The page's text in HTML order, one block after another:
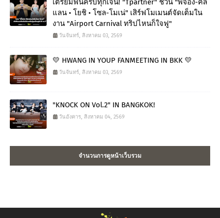
เตรียมฟินครบทุกเจน! "Tpartner" ชวน "พี่จอง-คัล
แลน • โยชิ • โซล-โมเน่" เสิร์ฟโมเมนต์จัดเต็มใน
งาน "Airport Carnival ทริปไหนก็ใจฟู"
วันจันทร์, สิงหาคม 03, 2569
💛 HWANG IN YOUP FANMEETING IN BKK 💛
วันจันทร์, สิงหาคม 03, 2569
"KNOCK ON Vol.2" IN BANGKOK!
วันอังคาร, สิงหาคม 04, 2569
จำนวนการดูหน้าเว็บรวม